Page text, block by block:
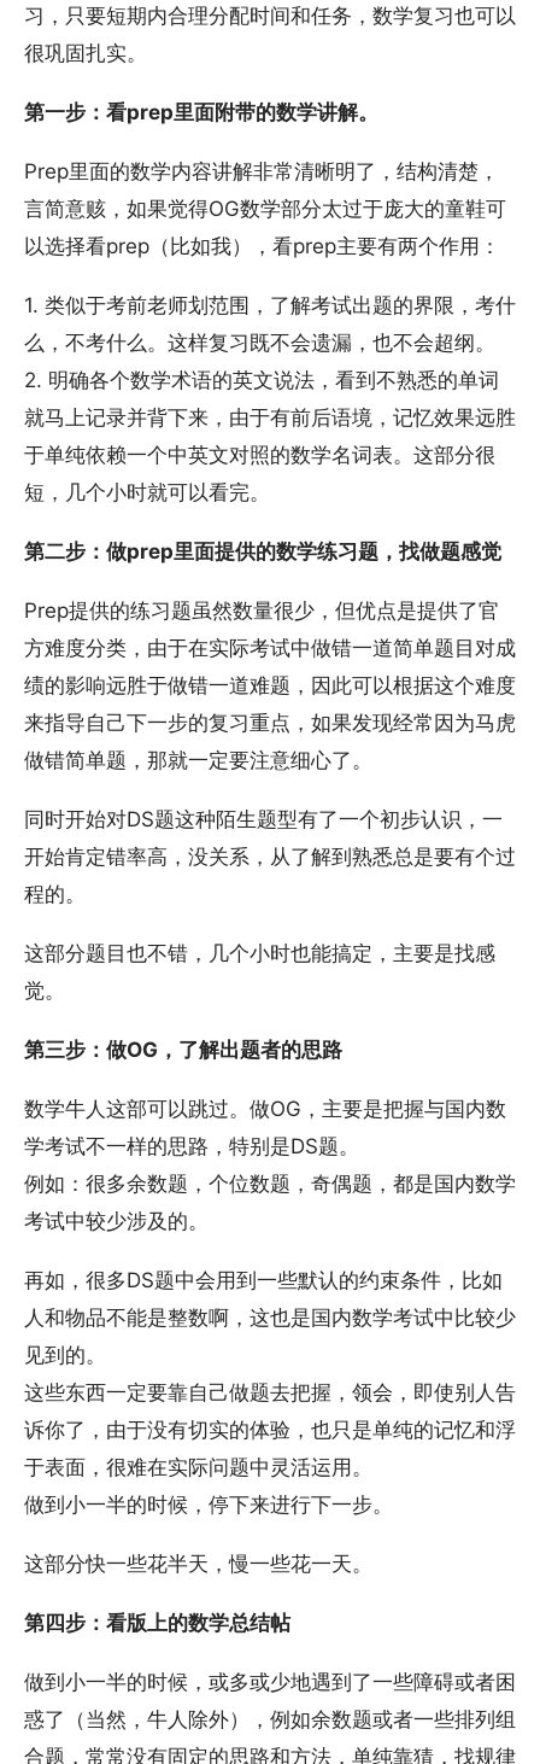
习，只要短期内合理分配时间和任务，数学复习也可以
很巩固扎实。
第一步：看prep里面附带的数学讲解。
Prep里面的数学内容讲解非常清晰明了，结构清楚，
言简意赅，如果觉得OG数学部分太过于庞大的童鞋可
以选择看prep（比如我），看prep主要有两个作用：
1. 类似于考前老师划范围，了解考试出题的界限，考什
么，不考什么。这样复习既不会遗漏，也不会超纲。
2. 明确各个数学术语的英文说法，看到不熟悉的单词
就马上记录并背下来，由于有前后语境，记忆效果远胜
于单纯依赖一个中英文对照的数学名词表。这部分很
短，几个小时就可以看完。
第二步：做prep里面提供的数学练习题，找做题感觉
Prep提供的练习题虽然数量很少，但优点是提供了官
方难度分类，由于在实际考试中做错一道简单题目对成
绩的影响远胜于做错一道难题，因此可以根据这个难度
来指导自己下一步的复习重点，如果发现经常因为马虎
做错简单题，那就一定要注意细心了。
同时开始对DS题这种陌生题型有了一个初步认识，一
开始肯定错率高，没关系，从了解到熟悉总是要有个过
程的。
这部分题目也不错，几个小时也能搞定，主要是找感
觉。
第三步：做OG，了解出题者的思路
数学牛人这部可以跳过。做OG，主要是把握与国内数
学考试不一样的思路，特别是DS题。
例如：很多余数题，个位数题，奇偶题，都是国内数学
考试中较少涉及的。
再如，很多DS题中会用到一些默认的约束条件，比如
人和物品不能是整数啊，这也是国内数学考试中比较少
见到的。
这些东西一定要靠自己做题去把握，领会，即使别人告
诉你了，由于没有切实的体验，也只是单纯的记忆和浮
于表面，很难在实际问题中灵活运用。
做到小一半的时候，停下来进行下一步。
这部分快一些花半天，慢一些花一天。
第四步：看版上的数学总结帖
做到小一半的时候，或多或少地遇到了一些障碍或者困
惑了（当然，牛人除外），例如余数题或者一些排列组
合题，常常没有固定的思路和方法，单纯靠猜，找规律